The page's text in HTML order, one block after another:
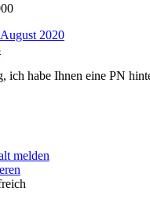
2020
ich habe Ihnen eine PN
melden